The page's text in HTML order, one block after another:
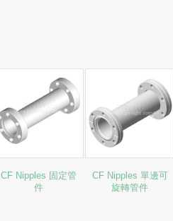
CF Nipples 固定管
件
CF Nipples 單邊可
旋轉管件